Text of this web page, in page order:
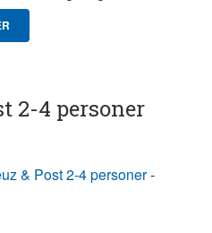
2-4 personer
& Post 2-4 personer-